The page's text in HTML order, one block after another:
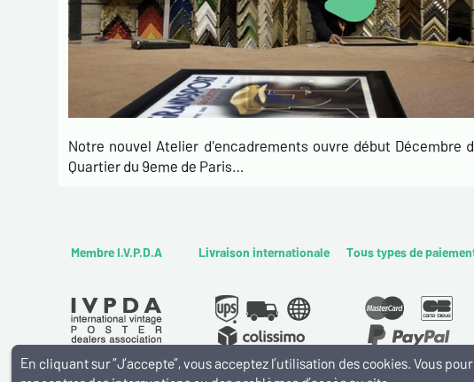
Notre nouvel Atelier d'encadrements ouvre début Décembre
Quartier du 9eme de Paris…
Membre I.V.P.D.A Livraison internationale Tous types de
En cliquant sur ”J’accepte”, vous acceptez l’utilisation des cookies. Vous